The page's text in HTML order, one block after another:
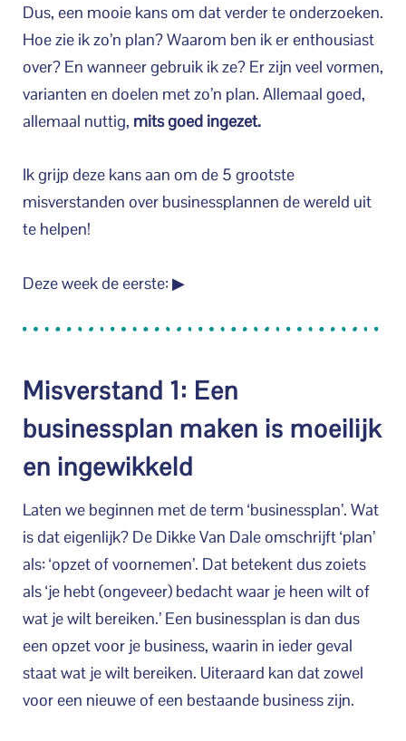
Dus, een mooie kans om dat verder te onderzoeken.
Hoe zie ik zo’n plan? Waarom ben ik er enthousiast
over? En wanneer gebruik ik ze? Er zijn veel vormen,
varianten en doelen met zo’n plan. Allemaal goed,
allemaal nuttig, mits goed ingezet.
Ik grijp deze kans aan om de 5 grootste
misverstanden over businessplannen de wereld uit
te helpen!
Deze week de eerste: ▶
Misverstand 1: Een
businessplan maken is moeilijk
en ingewikkeld
Laten we beginnen met de term ‘businessplan’. Wat
is dat eigenlijk? De Dikke Van Dale omschrijft ‘plan’
als: ‘opzet of voornemen’. Dat betekent dus zoiets
als ‘je hebt (ongeveer) bedacht waar je heen wilt of
wat je wilt bereiken.’ Een businessplan is dan dus
een opzet voor je business, waarin in ieder geval
staat wat je wilt bereiken. Uiteraard kan dat zowel
voor een nieuwe of een bestaande business zijn.